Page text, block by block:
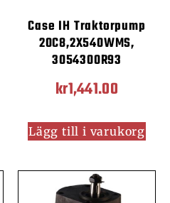
Case IH Traktorpump
20C8,2X540WMS,
3054300R93
kr1,441.00
Lägg till i varukorg